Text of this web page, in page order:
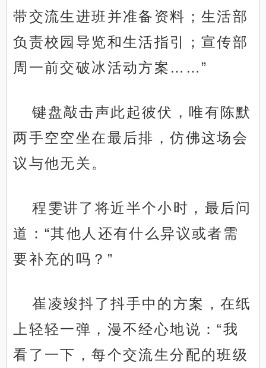
带交流生进班并准备资料；生活部
负责校园导览和生活指引；宣传部
周一前交破冰活动方案……”
键盘敲击声此起彼伏，唯有陈默
两手空空坐在最后排，仿佛这场会
议与他无关。
程雯讲了将近半个小时，最后问
道：“其他人还有什么异议或者需
要补充的吗？”
崔凌竣抖了抖手中的方案，在纸
上轻轻一弹，漫不经心地说：“我
看了一下，每个交流生分配的班级